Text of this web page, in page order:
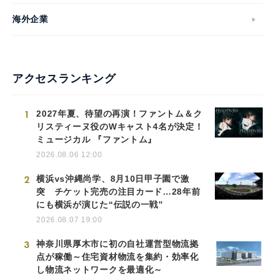
海外企業
アクセスランキング
1
2027年夏、待望の再演！ファントム＆ク
リスティーヌ役のWキャスト4名が決定！
ミュージカル 『ファントム』
2026.08.06 12:00
2
横浜vs沖縄尚学、8月10日甲子園で激
突 チケット完売の注目カード…28年前
にも横浜が演じた“伝説の一戦”
2026.08.07 19:00
3
神奈川県厚木市に初の自社運営型物流拠
点が稼働～住宅資材物流を集約・効率化
し物流ネットワークを最適化～